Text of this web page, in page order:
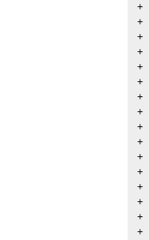
+
+
+
+
+
+
+
+
+
+
+
+
+
+
+
+